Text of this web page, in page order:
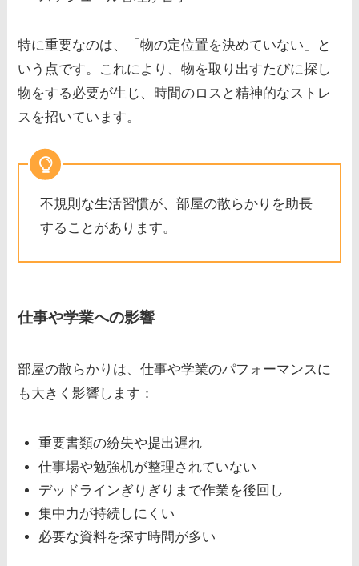
特に重要なのは、「物の定位置を決めていない」と
いう点です。これにより、物を取り出すたびに探し
物をする必要が生じ、時間のロスと精神的なストレ
スを招いています。
不規則な生活習慣が、部屋の散らかりを助長
することがあります。
仕事や学業への影響
部屋の散らかりは、仕事や学業のパフォーマンスに
も大きく影響します：
重要書類の紛失や提出遅れ
仕事場や勉強机が整理されていない
デッドラインぎりぎりまで作業を後回し
集中力が持続しにくい
必要な資料を探す時間が多い